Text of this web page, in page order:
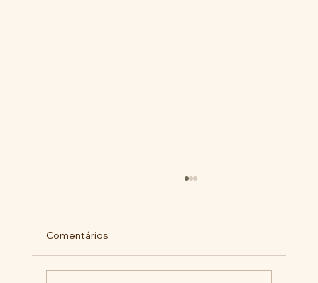
Comentários